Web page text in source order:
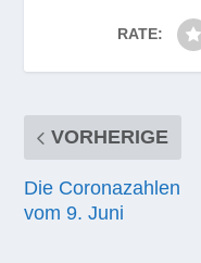
RATE:
VORHERIGE
Die Coronazahlen
vom 9. Juni